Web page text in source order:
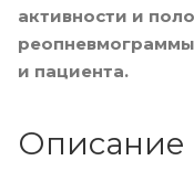
активности и
и пациента.
Описание